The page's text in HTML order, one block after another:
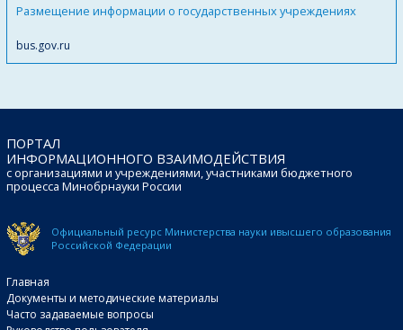
Размещение информации о государственных учреждениях
bus.gov.ru
ПОРТАЛ
ИНФОРМАЦИОННОГО ВЗАИМОДЕЙСТВИЯ
с организациями и учреждениями, участниками бюджетного
процесса Минобрнауки России
Официальный ресурс Министерства науки ивысшего образования
Российской Федерации
Главная
Документы и методические материалы
Часто задаваемые вопросы